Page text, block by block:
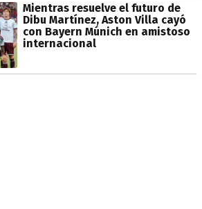
Mientras resuelve el futuro de
Dibu Martínez, Aston Villa cayó
con Bayern Múnich en amistoso
internacional